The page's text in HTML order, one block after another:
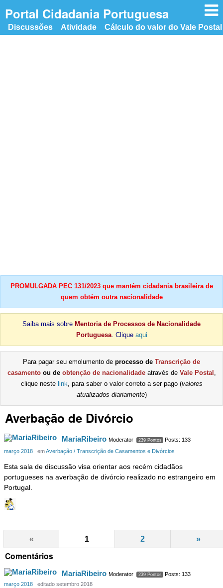
Portal Cidadania Portuguesa
Discussões Atividade Cálculo do valor do Vale Postal
PROMULGADA PEC 131/2023 que mantém cidadania brasileira de
quem obtém outra nacionalidade
Saiba mais sobre Mentoria de Processos de Nacionalidade
Portuguesa. Clique aqui
Para pagar seu emolumento de processo de Transcrição de
casamentoou de obtenção de nacionalidadeatravés de Vale Postal ,
clique neste link, para saber o valor correto a ser pago (valores
atualizados diariamente)
Averbação de Divórcio
MariaRibeiro Moderator 239 Pontos
Posts: 133
março 2018
emAverbação / Transcrição de Casamentos e Divórcios
Esta sala de discussão visa orientar aos recém cidadãos
portugueses na averbação de divórcio realizado no estrangeiro em
Portugal.
« 1 2 »
Comentários
MariaRibeiro Moderator 239 Pontos
Posts: 133
março 2018
editado setembro 2018
n